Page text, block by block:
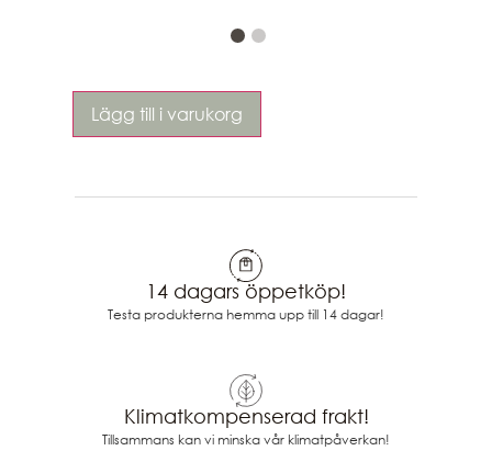
Lägg till i varukorg
14 dagars öppetköp!
Testa produkterna hemma upp till 14 dagar!
Klimatkompenserad frakt!
Tillsammans kan vi minska vår klimatpåverkan!